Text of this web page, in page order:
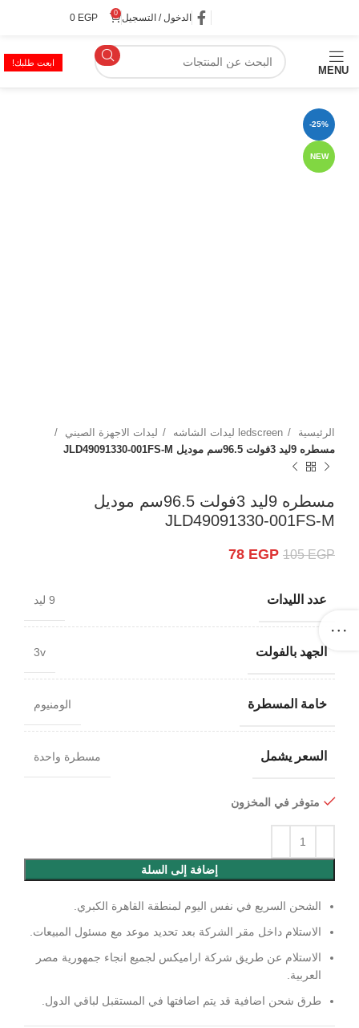
الدخول / التسجيل 0
0 EGP
MENU
ابعت طلبك!
-25%
NEW
الرئيسية ledscreen ليدات الشاشه
ليدات الاجهزة الصيني
مسطره 9ليد 3فولت 96.5سم موديل JLD49091330-001FS-M
مسطره 9ليد 3فولت 96.5سم موديل
JLD49091330-001FS-M
105EGP
78 EGP
عدد الليدات 9 ليد
الجهد بالفولت 3v
خامة المسطرة الومنيوم
السعر يشمل مسطرة واحدة
متوفر في المخزون
إضافة إلى السلة
الشحن السريع في نفس اليوم لمنطقة القاهرة الكبري.
الاستلام داخل مقر الشركة بعد تحديد موعد مع مسئول المبيعات.
الاستلام عن طريق شركة اراميكس لجميع انجاء جمهورية مصر
العربية.
طرق شحن اضافية قد يتم اضافتها في المستقبل لباقي الدول.